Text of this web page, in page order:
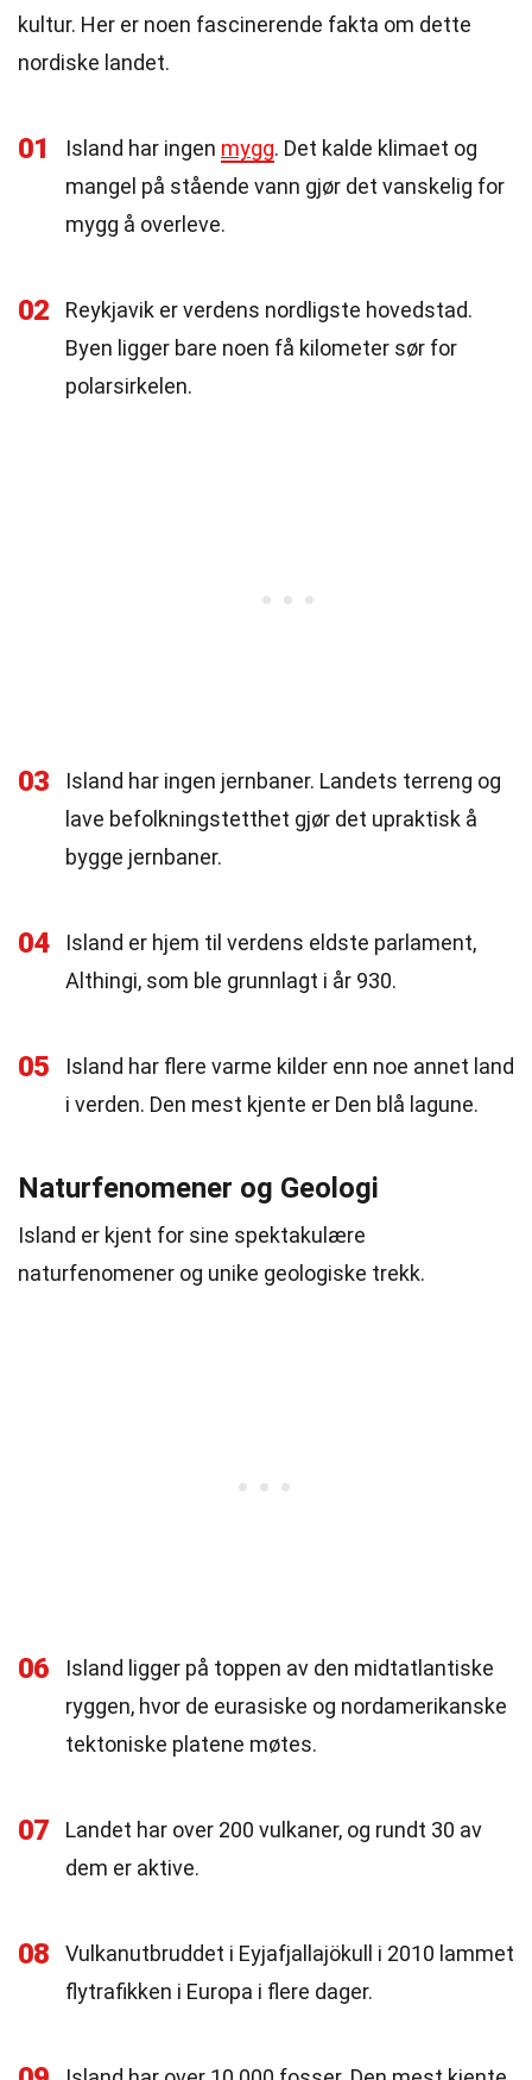
kultur. Her er noen fascinerende fakta om dette
nordiske landet.
01 Island har ingen mygg. Det kalde klimaet og
mangel på stående vann gjør det vanskelig for
mygg å overleve.
02
Reykjavik er verdens nordligste hovedstad.
Byen ligger bare noen få kilometer sør for
polarsirkelen.
03
Island har ingen jernbaner. Landets terreng og
lave befolkningstetthet gjør det upraktisk å
bygge jernbaner.
04
Island er hjem til verdens eldste parlament,
Althingi, som ble grunnlagt i år 930.
05
Island har flere varme kilder enn noe annet land
i verden. Den mest kjente er Den blå lagune.
Naturfenomener og Geologi
Island er kjent for sine spektakulære
naturfenomener og unike geologiske trekk.
06
Island ligger på toppen av den midtatlantiske
ryggen, hvor de eurasiske og nordamerikanske
tektoniske platene møtes.
07
Landet har over 200 vulkaner, og rundt 30 av
dem er aktive.
08
Vulkanutbruddet i Eyjafjallajökull i 2010 lammet
flytrafikken i Europa i flere dager.